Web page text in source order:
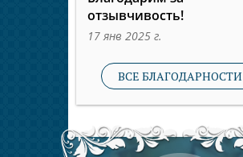
отзывчивость!
17 янв 2025 г.
ВСЕ БЛАГОДАРНОСТИ